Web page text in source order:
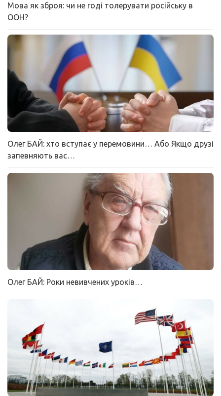
Мова як зброя: чи не годі толерувати російську в
ООН?
Олег БАЙ: хто вступає у перемовини… Або Якщо друзі
запевняють вас…
Олег БАЙ: Роки невивчених уроків…